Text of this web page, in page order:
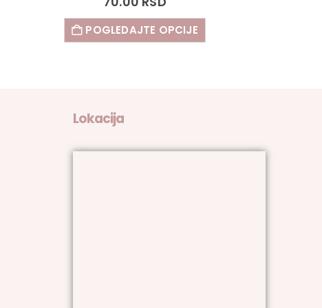
POGLEDAJTE OPCIJE
Lokacija